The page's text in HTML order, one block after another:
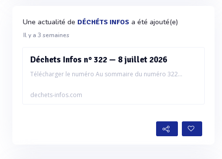
Une actualité de DÉCHÉTS INFOS a été ajouté(e)
Il y a 3 semaines
Déchets Infos n° 322 — 8 juillet 2026
Télécharger le numéro Au sommaire du numéro 322...
dechets-infos.com